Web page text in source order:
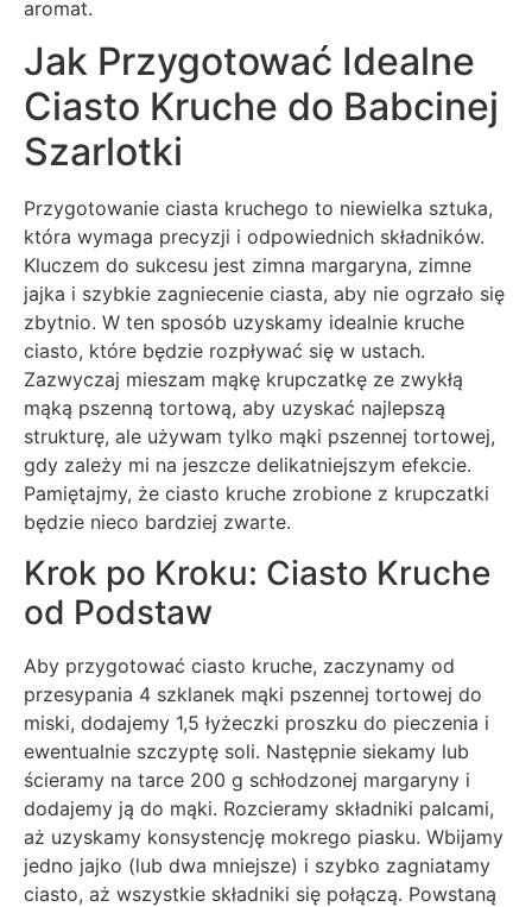
aromat.
Jak Przygotować Idealne
Ciasto Kruche do Babcinej
Szarlotki
Przygotowanie ciasta kruchego to niewielka sztuka,
która wymaga precyzji i odpowiednich składników.
Kluczem do sukcesu jest zimna margaryna, zimne
jajka i szybkie zagniecenie ciasta, aby nie ogrzało się
zbytnio. W ten sposób uzyskamy idealnie kruche
ciasto, które będzie rozpływać się w ustach.
Zazwyczaj mieszam mąkę krupczatkę ze zwykłą
mąką pszenną tortową, aby uzyskać najlepszą
strukturę, ale używam tylko mąki pszennej tortowej,
gdy zależy mi na jeszcze delikatniejszym efekcie.
Pamiętajmy, że ciasto kruche zrobione z krupczatki
będzie nieco bardziej zwarte.
Krok po Kroku: Ciasto Kruche
od Podstaw
Aby przygotować ciasto kruche, zaczynamy od
przesypania 4 szklanek mąki pszennej tortowej do
miski, dodajemy 1,5 łyżeczki proszku do pieczenia i
ewentualnie szczyptę soli. Następnie siekamy lub
ścieramy na tarce 200 g schłodzonej margaryny i
dodajemy ją do mąki. Rozcieramy składniki palcami,
aż uzyskamy konsystencję mokrego piasku. Wbijamy
jedno jajko (lub dwa mniejsze) i szybko zagniatamy
ciasto, aż wszystkie składniki się połączą. Powstaną